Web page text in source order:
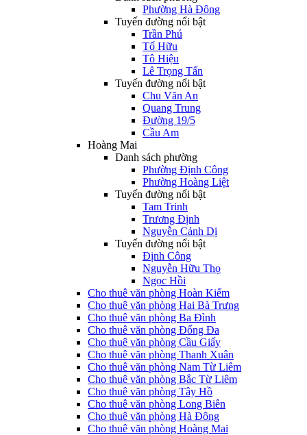
Phường Hà Đông
Tuyến đường nổi bật
Trần Phú
Tố Hữu
Tô Hiệu
Lê Trọng Tấn
Tuyến đường nổi bật
Chu Văn An
Quang Trung
Đường 19/5
Cầu Am
Hoàng Mai
Danh sách phường
Phường Định Công
Phường Hoàng Liệt
Tuyến đường nổi bật
Tam Trinh
Trương Định
Nguyễn Cảnh Dị
Tuyến đường nổi bật
Định Công
Nguyễn Hữu Thọ
Ngọc Hồi
Cho thuê văn phòng Hoàn Kiếm
Cho thuê văn phòng Hai Bà Trưng
Cho thuê văn phòng Ba Đình
Cho thuê văn phòng Đống Đa
Cho thuê văn phòng Cầu Giấy
Cho thuê văn phòng Thanh Xuân
Cho thuê văn phòng Nam Từ Liêm
Cho thuê văn phòng Bắc Từ Liêm
Cho thuê văn phòng Tây Hồ
Cho thuê văn phòng Long Biên
Cho thuê văn phòng Hà Đông
Cho thuê văn phòng Hoàng Mai